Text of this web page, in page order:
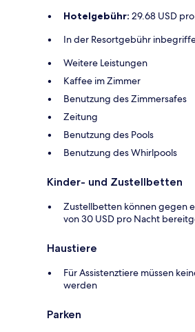
Hotelgebühr: 29.68 USD
In der Resortgebühr
Weitere Leistungen
Kaffee im Zimmer
Benutzung des Zimmersafes
Zeitung
Benutzung des Pools
Benutzung des Whirlpools
Kinder- und Zustellbetten
Zustellbetten können gegen
von 30 USD pro Nacht
Haustiere
Für Assistenztiere müssen
werden
Parken